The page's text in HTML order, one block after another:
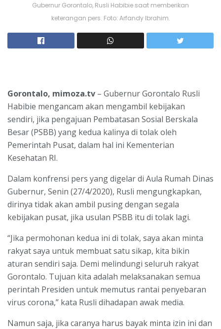
Gubernur Gorontalo, Rusli Habibie saat memberikan
keterangan pers. Foto: Arfandy Ibrahim.
Gorontalo, mimoza.tv – Gubernur Gorontalo Rusli
Habibie mengancam akan mengambil kebijakan
sendiri, jika pengajuan Pembatasan Sosial Berskala
Besar (PSBB) yang kedua kalinya di tolak oleh
Pemerintah Pusat, dalam hal ini Kementerian
Kesehatan RI.
Dalam konfrensi pers yang digelar di Aula Rumah Dinas
Gubernur, Senin (27/4/2020), Rusli mengungkapkan,
dirinya tidak akan ambil pusing dengan segala
kebijakan pusat, jika usulan PSBB itu di tolak lagi.
“Jika permohonan kedua ini di tolak, saya akan minta
rakyat saya untuk membuat satu sikap, kita bikin
aturan sendiri saja. Demi melindungi seluruh rakyat
Gorontalo. Tujuan kita adalah melaksanakan semua
perintah Presiden untuk memutus rantai penyebaran
virus corona,” kata Rusli dihadapan awak media.
Namun saja, jika caranya harus bayak minta izin ini dan